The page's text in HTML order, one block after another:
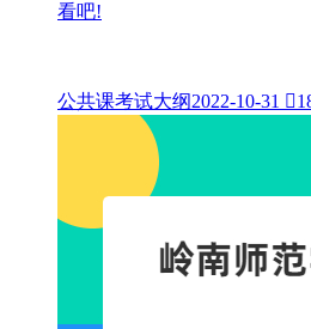
看吧!
公共课考试大纲2022-10-31 